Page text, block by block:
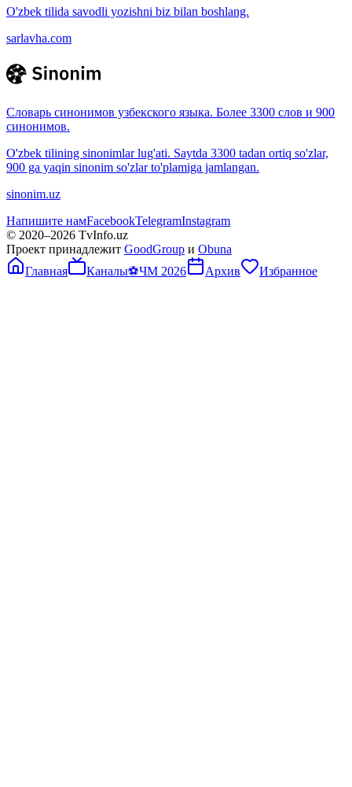
O'zbek tilida savodli yozishni biz bilan boshlang.
sarlavha.com
Словарь синонимов узбекского языка. Более 3300 слов и 900
синонимов.
O'zbek tilining sinonimlar lug'ati. Saytda 3300 tadan ortiq so'zlar,
900 ga yaqin sinonim so'zlar to'plamiga jamlangan.
sinonim.uz
Напишите намFacebookTelegramInstagram
© 2020–2026 TvInfo.uz
Проект принадлежит GoodGroup и Obuna
Главная
Каналы⚽ЧМ 2026 Архив Избранное